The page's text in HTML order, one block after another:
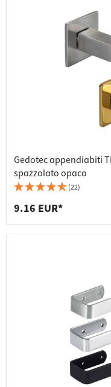
Gedotec appendiabiti
spazzolato opaco
(22)
9.16 EUR*